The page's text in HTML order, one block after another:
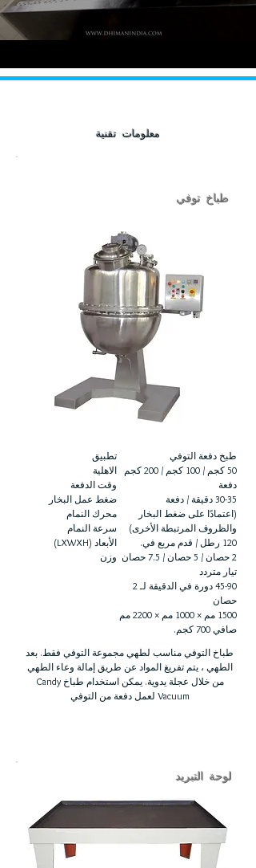
معلومات تقنية
طباخ توفي
تطبيق
الاهلية
وقت الدفعة
ضغط عمل البخار
محرك النمام
سرعة النمام
الأبعاد (LXWXH)
وزن
طبخ دفعة التوفي
50 كجم / 100 كجم / 200 كجم
دفعة
30-35 دقيقة / دفعة
(اعتمادًا على ضغط البخار
والظروف المرتبطة الأخرى)
120 رطل / قدم مربع في.
2 حصان / 5 حصان / 7.5 حصان
تيار متردد
45-90 دورة في الدقيقة لـ 2
حصان
1500 مم × 1000 مم × 2200 مم
صافي 700 كجم.
طباخ التوفي مناسب لطهي مجموعة التوفي فقط. بعد
الطهي ، يتم تفريغ المواد عن طريق إمالة وعاء الطهي
من خلال عجلة يدوية. يمكن استخدام طباخ Candy
Vacuum لعمل دفعة من التوفي
لوحة التبريد